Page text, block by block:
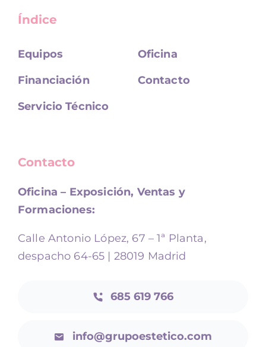
Índice
Equipos
Financiación
Servicio Técnico
Oficina
Contacto
Contacto
Oficina – Exposición, Ventas y
Formaciones:
Calle Antonio López, 67 – 1ª Planta,
despacho 64-65 | 28019 Madrid
685 619 766
info@grupoestetico.com